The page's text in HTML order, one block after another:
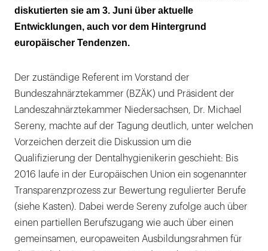
diskutierten sie am 3. Juni über aktuelle
Entwicklungen, auch vor dem Hintergrund
europäischer Tendenzen.
Der zuständige Referent im Vorstand der
Bundeszahnärztekammer (BZÄK) und Präsident der
Landeszahnärztekammer Niedersachsen, Dr. Michael
Sereny, machte auf der Tagung deutlich, unter welchen
Vorzeichen derzeit die Diskussion um die
Qualifizierung der Dentalhygienikerin geschieht: Bis
2016 laufe in der Europäischen Union ein sogenannter
Transparenzprozess zur Bewertung regulierter Berufe
(siehe Kasten). Dabei werde Sereny zufolge auch über
einen partiellen Berufszugang wie auch über einen
gemeinsamen, europaweiten Ausbildungsrahmen für